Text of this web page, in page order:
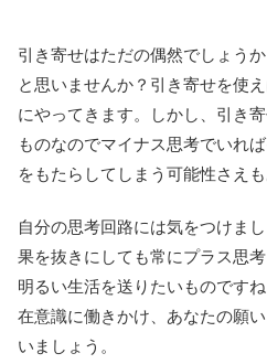
引き寄せはただの偶然でしょう
と思いませんか？引き寄せを使
にやってきます。しかし、引き
ものなのでマイナス思考でいれ
をもたらしてしまう可能性さえも
自分の思考回路には気をつけま
果を抜きにしても常にプラス思
明るい生活を送りたいものです
在意識に働きかけ、あなたの願
いましょう。